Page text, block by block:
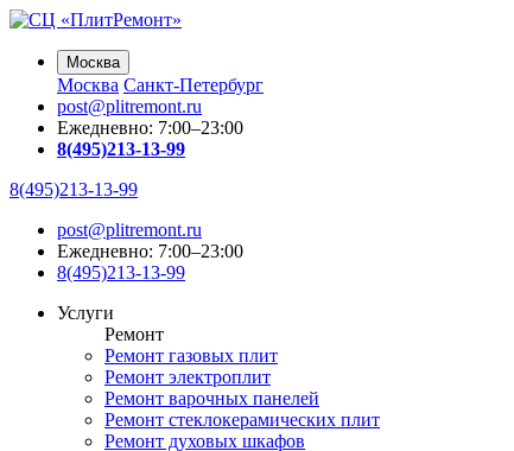
Москва
Москва Санкт-Петербург
post@plitremont.ru
Ежедневно: 7:00–23:00
8(495)213-13-99
8(495)213-13-99
post@plitremont.ru
Ежедневно: 7:00–23:00
8(495)213-13-99
Услуги
Ремонт
Ремонт газовых плит
Ремонт электроплит
Ремонт варочных панелей
Ремонт стеклокерамических плит
Ремонт духовых шкафов